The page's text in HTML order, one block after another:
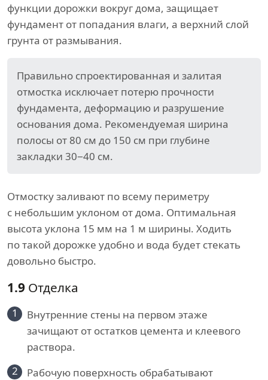
функции дорожки вокруг дома, защищает
фундамент от попадания влаги, а верхний слой
грунта от размывания.
Правильно спроектированная и залитая
отмостка исключает потерю прочности
фундамента, деформацию и разрушение
основания дома. Рекомендуемая ширина
полосы от 80 см до 150 см при глубине
закладки 30−40 см.
Отмостку заливают по всему периметру
с небольшим уклоном от дома. Оптимальная
высота уклона 15 мм на 1 м ширины. Ходить
по такой дорожке удобно и вода будет стекать
довольно быстро.
1.9 Отделка
1
Внутренние стены на первом этаже
зачищают от остатков цемента и клеевого
раствора.
2
Рабочую поверхность обрабатывают